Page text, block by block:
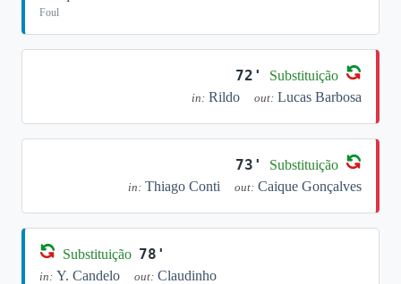
Foul
72' Substituição
in: Rildo out: Lucas Barbosa
73' Substituição
in: Thiago Conti out: Caique Gonçalves
Substituição 78'
in: Y. Candelo out: Claudinho